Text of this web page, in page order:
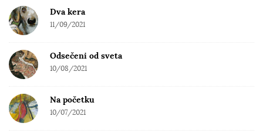
Dva kera
11/09/2021
Odsečeni od sveta
10/08/2021
Na početku
10/07/2021